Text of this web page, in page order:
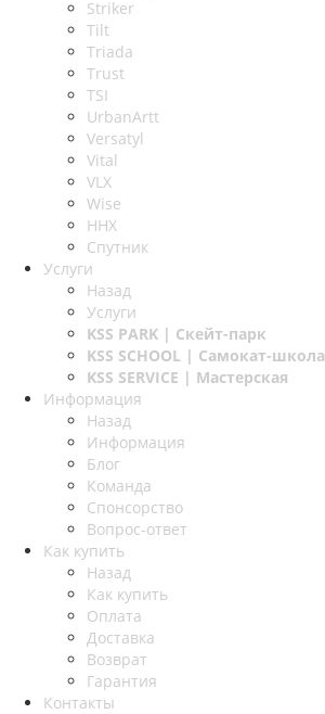
Striker
Tilt
Triada
Trust
TSI
UrbanArtt
Versatyl
Vital
VLX
Wise
ННХ
Спутник
Услуги
Назад
Услуги
KSS PARK | Скейт-парк
KSS SCHOOL | Самокат-школа
KSS SERVICE | Мастерская
Информация
Назад
Информация
Блог
Команда
Спонсорство
Вопрос-ответ
Как купить
Назад
Как купить
Оплата
Доставка
Возврат
Гарантия
Контакты